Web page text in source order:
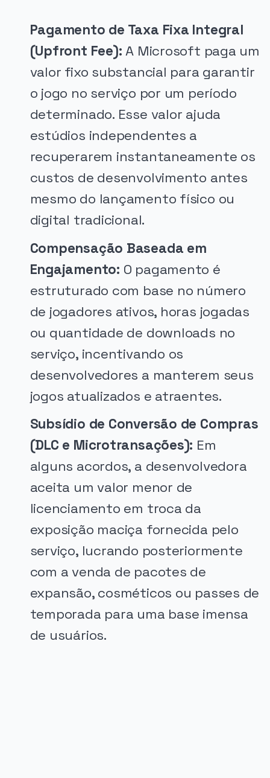
Pagamento de Taxa Fixa Integral
(Upfront Fee): A Microsoft paga um
valor fixo substancial para garantir
o jogo no serviço por um período
determinado. Esse valor ajuda
estúdios independentes a
recuperarem instantaneamente os
custos de desenvolvimento antes
mesmo do lançamento físico ou
digital tradicional.
Compensação Baseada em
Engajamento: O pagamento é
estruturado com base no número
de jogadores ativos, horas jogadas
ou quantidade de downloads no
serviço, incentivando os
desenvolvedores a manterem seus
jogos atualizados e atraentes.
Subsídio de Conversão de Compras
(DLC e Microtransações): Em
alguns acordos, a desenvolvedora
aceita um valor menor de
licenciamento em troca da
exposição maciça fornecida pelo
serviço, lucrando posteriormente
com a venda de pacotes de
expansão, cosméticos ou passes de
temporada para uma base imensa
de usuários.